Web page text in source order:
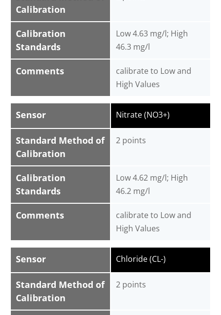
Calibration
Calibration
Standards
Comments
Low 4.63 mg/l; High
46.3 mg/l
calibrate to Low and
High Values
Sensor
Standard Method of
Calibration
Calibration
Standards
Comments
Nitrate (NO3+)
2 points
Low 4.62 mg/l; High
46.2 mg/l
calibrate to Low and
High Values
Sensor
Standard Method of
Calibration
Chloride (CL-)
2 points